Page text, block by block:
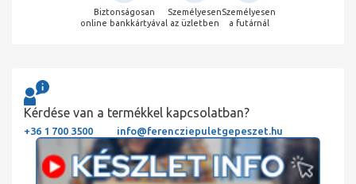
Biztonságosan
online bankkártyával
Személyesen
az üzletben
Személyesen
a futárnál
Kérdése van a termékkel kapcsolatban?
+36 1 700 3500 info@ferencziepuletgepeszet.hu